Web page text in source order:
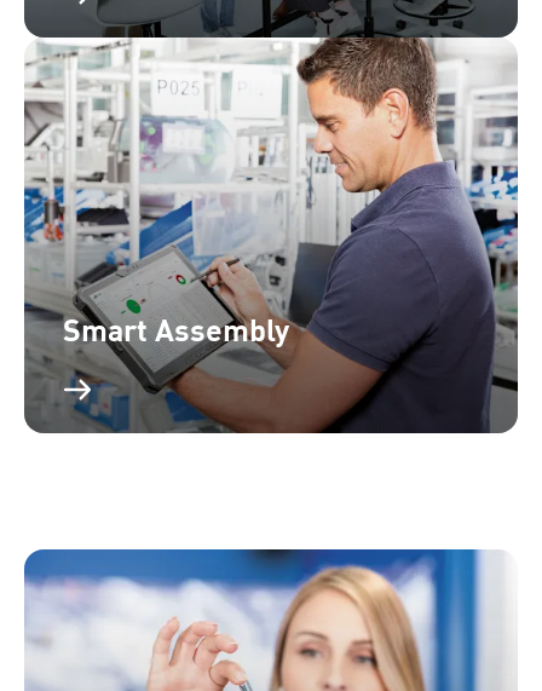
Smart Assembly